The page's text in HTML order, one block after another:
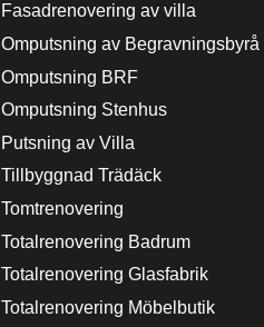
Fasadrenovering av villa
Omputsning av Begravningsbyrå
Omputsning BRF
Omputsning Stenhus
Putsning av Villa
Tillbyggnad Trädäck
Tomtrenovering
Totalrenovering Badrum
Totalrenovering Glasfabrik
Totalrenovering Möbelbutik